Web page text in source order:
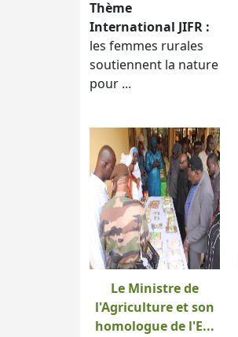
Thème
International JIFR :
les femmes rurales
soutiennent la nature
pour ...
Le Ministre de
l'Agriculture et son
homologue de l'E...